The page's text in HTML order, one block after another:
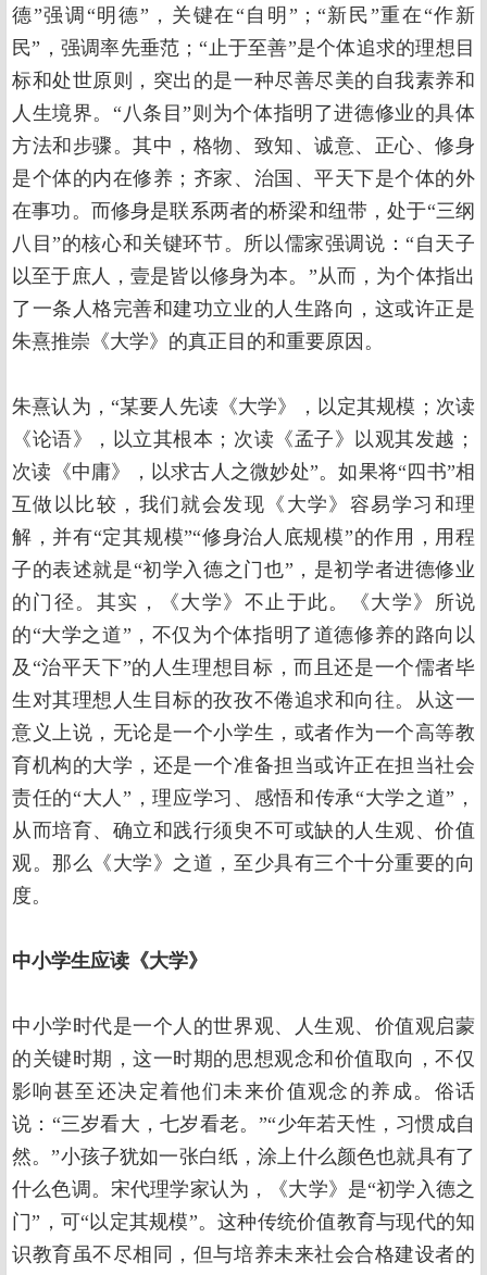
德”强调“明德”，关键在“自明”；“新民”重在“作新
民”，强调率先垂范；“止于至善”是个体追求的理想目
标和处世原则，突出的是一种尽善尽美的自我素养和
人生境界。“八条目”则为个体指明了进德修业的具体
方法和步骤。其中，格物、致知、诚意、正心、修身
是个体的内在修养；齐家、治国、平天下是个体的外
在事功。而修身是联系两者的桥梁和纽带，处于“三纲
八目”的核心和关键环节。所以儒家强调说：“自天子
以至于庶人，壹是皆以修身为本。”从而，为个体指出
了一条人格完善和建功立业的人生路向，这或许正是
朱熹推崇《大学》的真正目的和重要原因。
朱熹认为，“某要人先读《大学》，以定其规模；次读
《论语》，以立其根本；次读《孟子》以观其发越；
次读《中庸》，以求古人之微妙处”。如果将“四书”相
互做以比较，我们就会发现《大学》容易学习和理
解，并有“定其规模”“修身治人底规模”的作用，用程
子的表述就是“初学入德之门也”，是初学者进德修业
的门径。其实，《大学》不止于此。《大学》所说
的“大学之道”，不仅为个体指明了道德修养的路向以
及“治平天下”的人生理想目标，而且还是一个儒者毕
生对其理想人生目标的孜孜不倦追求和向往。从这一
意义上说，无论是一个小学生，或者作为一个高等教
育机构的大学，还是一个准备担当或许正在担当社会
责任的“大人”，理应学习、感悟和传承“大学之道”，
从而培育、确立和践行须臾不可或缺的人生观、价值
观。那么《大学》之道，至少具有三个十分重要的向
度。
中小学生应读《大学》
中小学时代是一个人的世界观、人生观、价值观启蒙
的关键时期，这一时期的思想观念和价值取向，不仅
影响甚至还决定着他们未来价值观念的养成。俗话
说：“三岁看大，七岁看老。”“少年若天性，习惯成自
然。”小孩子犹如一张白纸，涂上什么颜色也就具有了
什么色调。宋代理学家认为，《大学》是“初学入德之
门”，可“以定其规模”。这种传统价值教育与现代的知
识教育虽不尽相同，但与培养未来社会合格建设者的